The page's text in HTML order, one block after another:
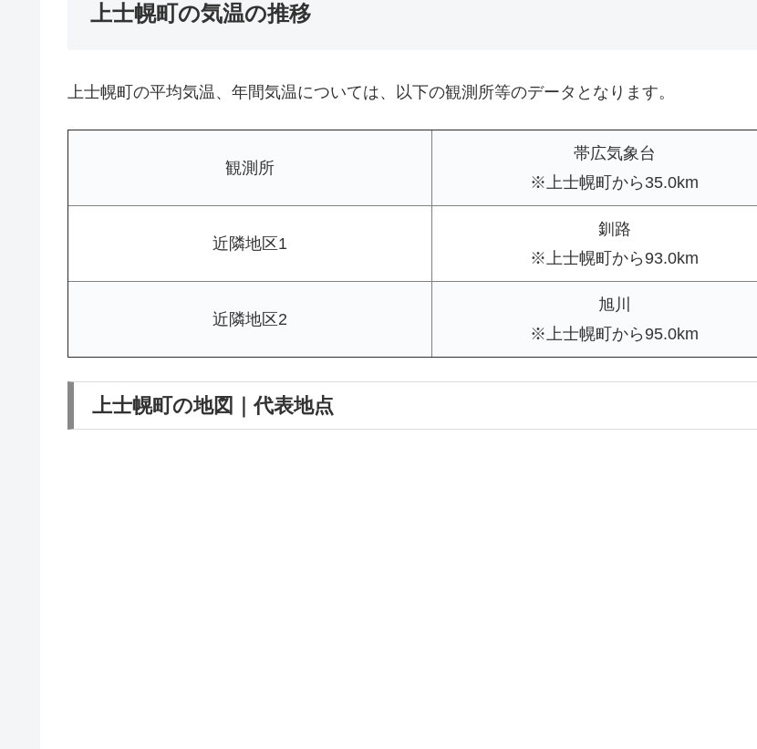
上士幌町の気温の推移
上士幌町の平均気温、年間気温については、以下の観測所等のデータとなります。
観測所
帯広気象台
※上士幌町から35.0km
近隣地区1
釧路
※上士幌町から93.0km
近隣地区2
旭川
※上士幌町から95.0km
上士幌町の地図｜代表地点